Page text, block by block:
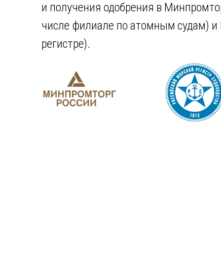
и получения одобрения в
числе филиале по атомным судам)
регистре).